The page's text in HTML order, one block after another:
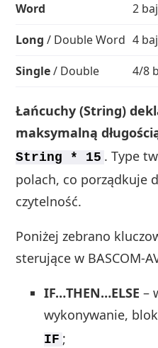
Word
2
Long / Double Word 4
Single/ Double 4/8
Łańcuchy (String)
maksymalną
String * 15 . Type
polach, co porządkuje
czytelność.
Poniżej zebrano
sterujące w
IF…THEN…ELSE –
wykonywanie,
IF ;